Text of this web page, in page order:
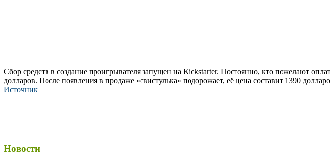
Сбор средств в создание проигрывателя запущен на Kickstarter. Постоянно, кто пожелают
долларов. После появления в продаже «свистулька» подорожает, её цена составит 1390
Источник
Новости